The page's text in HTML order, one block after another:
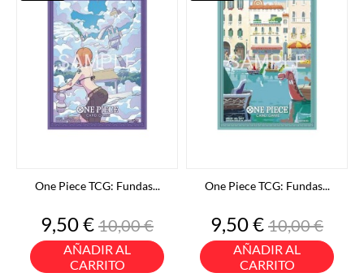
One Piece TCG: Fundas...
Precio
9,50 €Precio
base
10,00 €
AÑADIR AL
CARRITO
One Piece TCG: Fundas...
Precio
9,50 €Precio
base
10,00 €
AÑADIR AL
CARRITO